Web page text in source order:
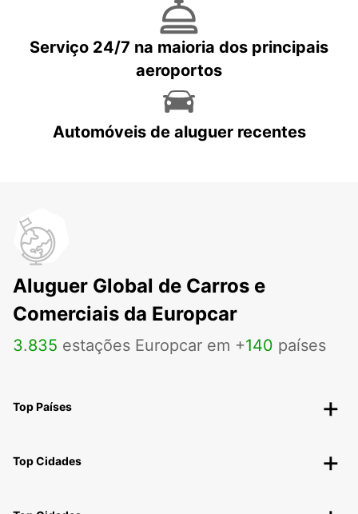
Serviço 24/7 na maioria dos principais
aeroportos
Automóveis de aluguer recentes
Aluguer Global de Carros e
Comerciais da Europcar
3.835 estações Europcar em +140 países
Top Países
Top Cidades